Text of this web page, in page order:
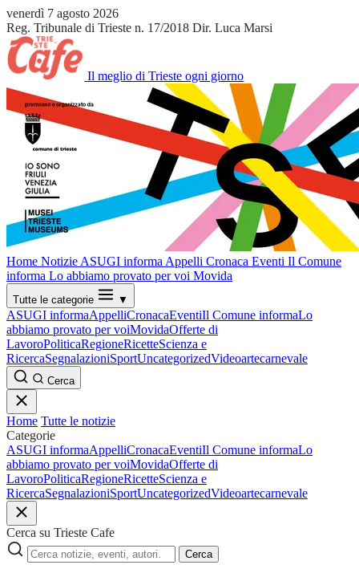
venerdì 7 agosto 2026
Reg. Tribunale di Trieste n. 17/2018 Dir. Luca Marsi
Il meglio di Trieste ogni giorno
Home Notizie ASUGI informa Appelli Cronaca Eventi Il Comune
informa Lo abbiamo provato per voi Movida
Tutte le categorie ▼
ASUGI informaAppelliCronacaEventiIl Comune informaLo
abbiamo provato per voiMovidaOfferte di
LavoroPoliticaRegioneRicetteScienza e
RicercaSegnalazioniSportUncategorizedVideoartecarnevale
Cerca
Home Tutte le notizie
Categorie
ASUGI informaAppelliCronacaEventiIl Comune informaLo
abbiamo provato per voiMovidaOfferte di
LavoroPoliticaRegioneRicetteScienza e
RicercaSegnalazioniSportUncategorizedVideoartecarnevale
Cerca su Trieste Cafe
Cerca